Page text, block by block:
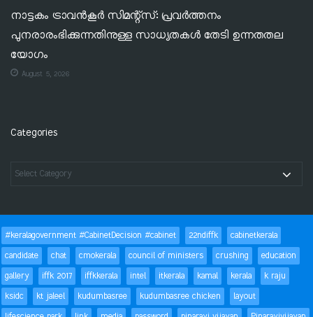
നാട്ടകം ട്രാവൻകൂർ സിമന്റ്‌സ്: പ്രവർത്തനം
പുനരാരംഭിക്കുന്നതിനുള്ള സാധ്യതകൾ തേടി ഉന്നതതല
യോഗം
August 5, 2026
Categories
#keralagovernment #CabinetDecision #cabinet 22ndiffk
cabinetkerala
candidate
chat cmokerala council of ministers crushing
education
gallery
iffk 2017 iffkkerala intel itkerala kamal kerala
k raju
ksidc
kt jaleel kudumbasree kudumbasree chicken
layout